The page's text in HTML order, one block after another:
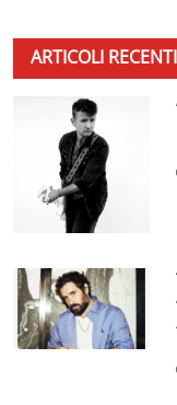
ARTICOLI RECENTI